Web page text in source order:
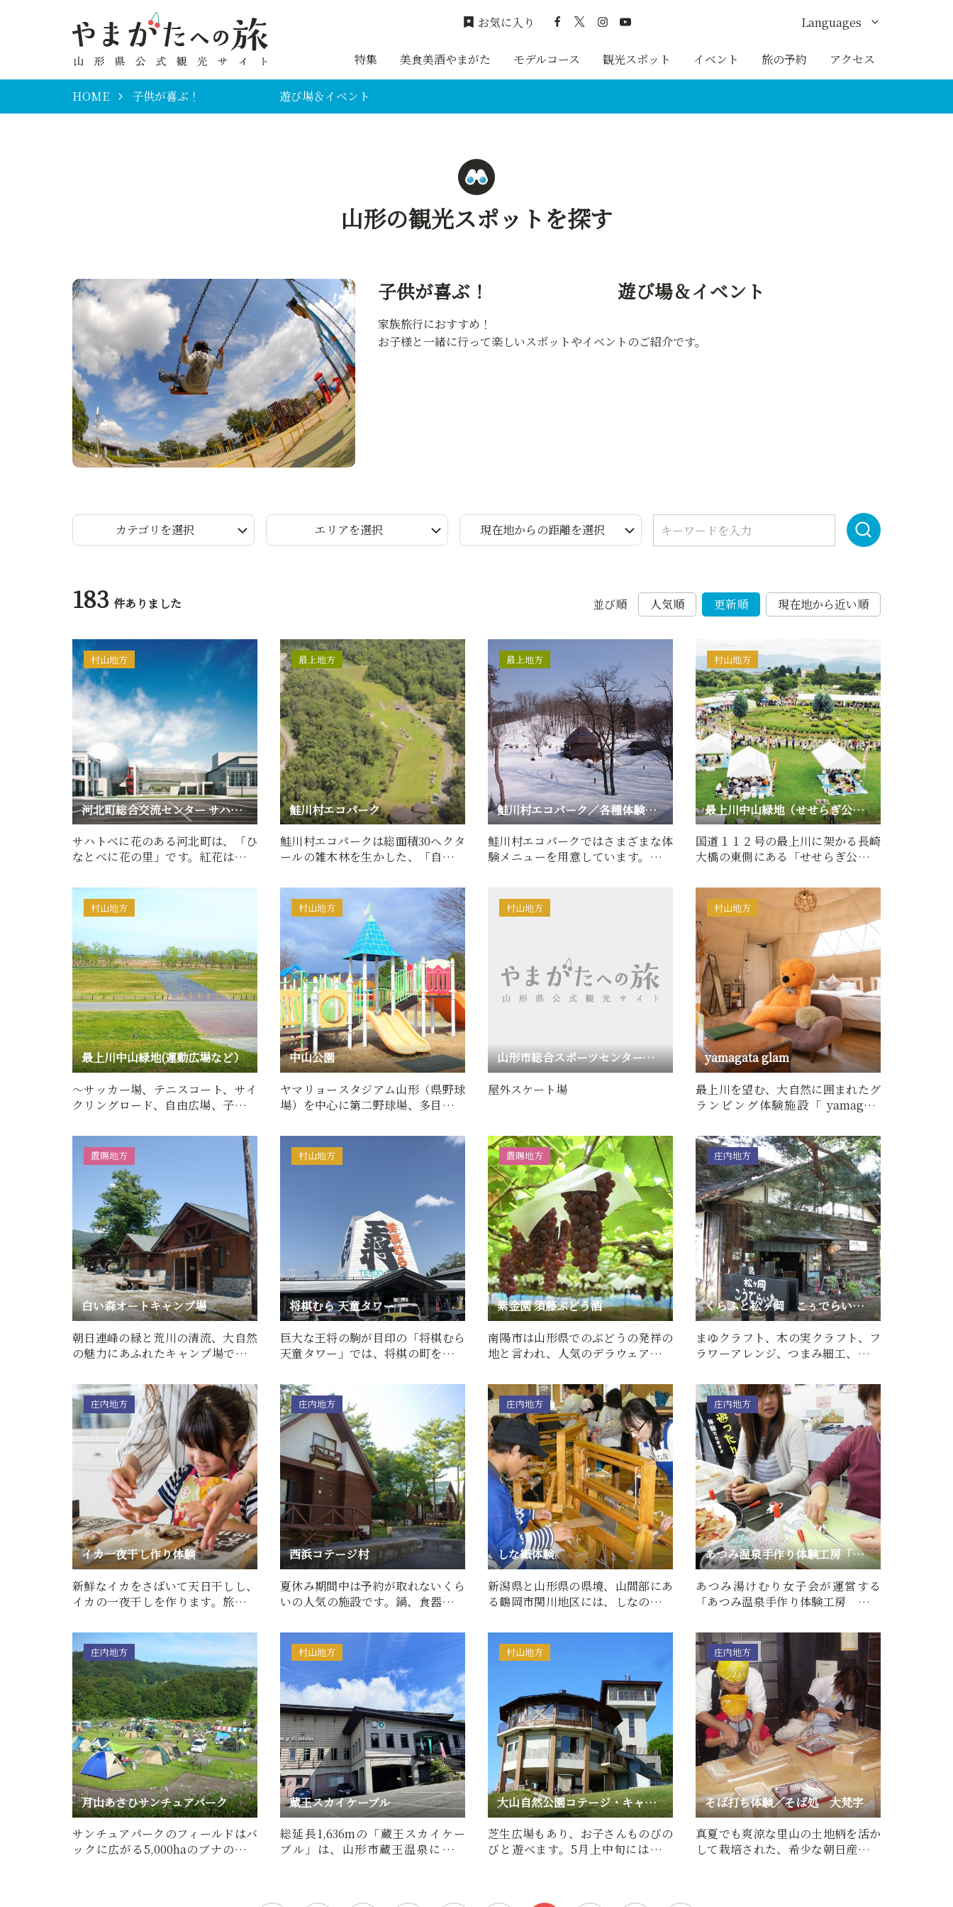
特集 美食美酒やまがた モデルコース 観光スポット イベント 旅の予約 アクセス
お気に入り Languages
English
HOME 子供が喜ぶ！ 遊び場＆イベント
山形の観光スポットを探す
子供が喜ぶ！ 遊び場＆イベント
家族旅行におすすめ！
お子様と一緒に行って楽しいスポットやイベントのご紹介です。
カテゴリを選択 エリアを選択 現在地からの距離を選択
183 件ありました 並び順 人気順 更新順 現在地から近い順
河北町総合交流センター サハトべに花
村山地方
サハトべに花のある河北町は、「ひ
なとべに花の里」です。紅花はエジ
鮭川村エコパーク
最上地方
鮭川村エコパークは総面積30ヘクタ
ールの雑木林を生かした、「自然と
鮭川村エコパーク／各種体験メニュー（冬期）
最上地方
鮭川村エコパークではさまざまな体
験メニューを用意しています。冬期
最上川中山緑地（せせらぎ公園）
村山地方
国道１１２号の最上川に架かる長崎
大橋の東側にある「せせらぎ公園」
最上川中山緑地(運動広場など）
村山地方
～サッカー場、テニスコート、サイ
クリングロード、自由広場、子供広
中山公園
村山地方
ヤマリョースタジアム山形（県野球
場）を中心に第二野球場、多目的広
山形市総合スポーツセンタースケート場
村山地方
屋外スケート場
yamagata glam
村山地方
最上川を望む、大自然に囲まれたグ
ランピング体験施設「 yamagata
白い森オートキャンプ場
置賜地方
朝日連峰の緑と荒川の清流、大自然
の魅力にあふれたキャンプ場です。
将棋むら 天童タワー
村山地方
巨大な王将の駒が目印の「将棋むら
天童タワー」では、将棋の町を象徴
紫金園 須藤ぶどう酒
置賜地方
南陽市は山形県でのぶどうの発祥の
地と言われ、人気のデラウェアを始
くらふと松ヶ岡 こぅでらいね クラフト体験
庄内地方
まゆクラフト、木の実クラフト、フ
ラワーアレンジ、つまみ細工、籐・
イカ一夜干し作り体験
庄内地方
新鮮なイカをさばいて天日干しし、
イカの一夜干しを作ります。旅の思
西浜コテージ村
庄内地方
夏休み期間中は予約が取れないくら
いの人気の施設です。鍋、食器、が
しな織体験
庄内地方
新潟県と山形県の県境、山間部にあ
る鶴岡市関川地区には、しなの木の
あつみ温泉手作り体験工房「遊ったりや」
庄内地方
あつみ湯けむり女子会が運営する
「あつみ温泉手作り体験工房 遊っ
月山あさひサンチュアパーク
庄内地方
サンチュアパークのフィールドはバ
ックに広がる5,000haのブナの森、
蔵王スカイケーブル
村山地方
総延長1,636mの「蔵王スカイケー
ブル」は、山形市蔵王温泉にある
大山自然公園コテージ・キャンプ場
村山地方
芝生広場もあり、お子さんものびの
びと遊べます。5月上中旬にはサト
そば打ち体験／そば処 大梵字
庄内地方
真夏でも爽涼な里山の土地柄を活か
して栽培された、希少な朝日産のそ